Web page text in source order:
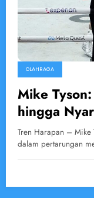
OLAHRAGA
Mike
hingga
Inspiratif di
Tren Harapan – Mike
dalam pertarungan